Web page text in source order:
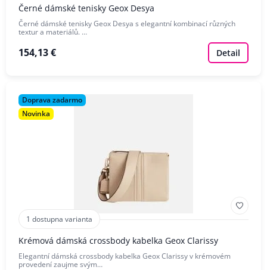
Černé dámské tenisky Geox Desya
Černé dámské tenisky Geox Desya s elegantní kombinací různých
textur a materiálů. …
154,13 € Detail
Doprava zadarmo
Novinka
1 dostupna varianta
Krémová dámská crossbody kabelka Geox Clarissy
Elegantní dámská crossbody kabelka Geox Clarissy v krémovém
provedení zaujme svým…